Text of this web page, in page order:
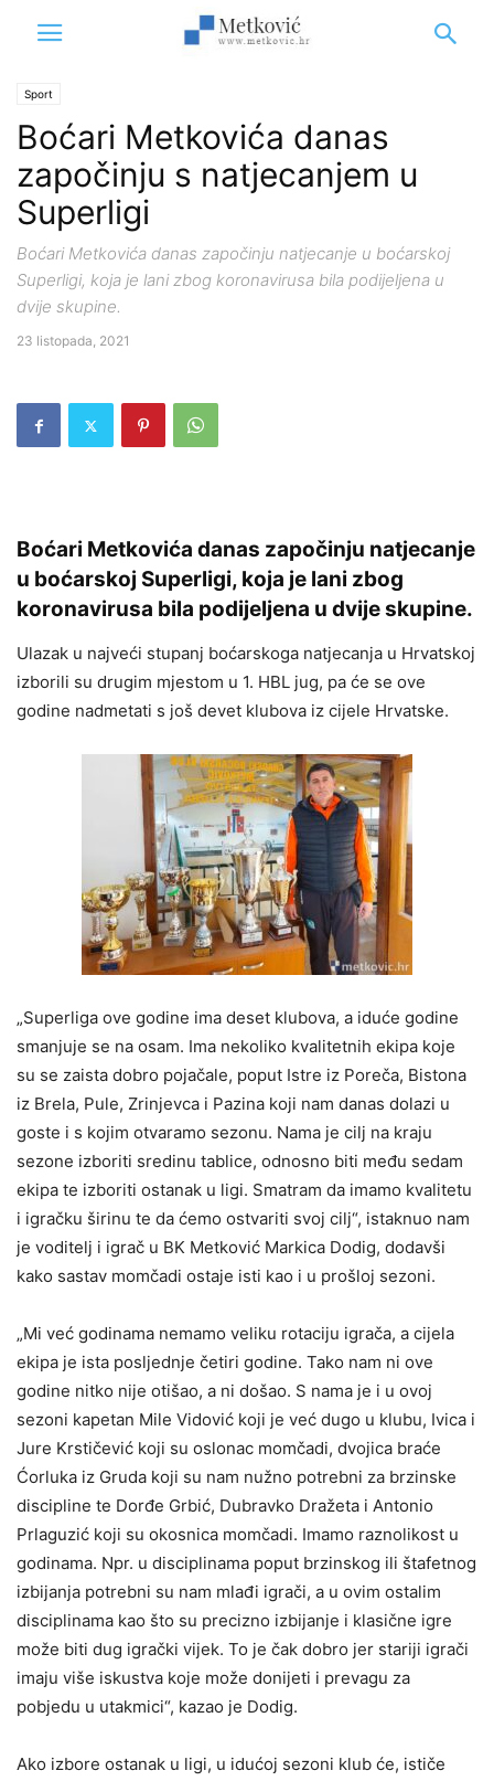
Sport
Boćari Metkovića danas
započinju s natjecanjem u
Superligi
Boćari Metkovića danas započinju natjecanje u boćarskoj
Superligi, koja je lani zbog koronavirusa bila podijeljena u
dvije skupine.
23 listopada, 2021
Boćari Metkovića danas započinju natjecanje
u boćarskoj Superligi, koja je lani zbog
koronavirusa bila podijeljena u dvije skupine.
Ulazak u najveći stupanj boćarskoga natjecanja u Hrvatskoj
izborili su drugim mjestom u 1. HBL jug, pa će se ove
godine nadmetati s još devet klubova iz cijele Hrvatske.
„Superliga ove godine ima deset klubova, a iduće godine
smanjuje se na osam. Ima nekoliko kvalitetnih ekipa koje
su se zaista dobro pojačale, poput Istre iz Poreča, Bistona
iz Brela, Pule, Zrinjevca i Pazina koji nam danas dolazi u
goste i s kojim otvaramo sezonu. Nama je cilj na kraju
sezone izboriti sredinu tablice, odnosno biti među sedam
ekipa te izboriti ostanak u ligi. Smatram da imamo kvalitetu
i igračku širinu te da ćemo ostvariti svoj cilj“, istaknuo nam
je voditelj i igrač u BK Metković Markica Dodig, dodavši
kako sastav momčadi ostaje isti kao i u prošloj sezoni.
„Mi već godinama nemamo veliku rotaciju igrača, a cijela
ekipa je ista posljednje četiri godine. Tako nam ni ove
godine nitko nije otišao, a ni došao. S nama je i u ovoj
sezoni kapetan Mile Vidović koji je već dugo u klubu, Ivica i
Jure Krstičević koji su oslonac momčadi, dvojica braće
Ćorluka iz Gruda koji su nam nužno potrebni za brzinske
discipline te Dorđe Grbić, Dubravko Dražeta i Antonio
Prlaguzić koji su okosnica momčadi. Imamo raznolikost u
godinama. Npr. u disciplinama poput brzinskog ili štafetnog
izbijanja potrebni su nam mlađi igrači, a u ovim ostalim
disciplinama kao što su precizno izbijanje i klasične igre
može biti dug igrački vijek. To je čak dobro jer stariji igrači
imaju više iskustva koje može donijeti i prevagu za
pobjedu u utakmici“, kazao je Dodig.
Ako izbore ostanak u ligi, u idućoj sezoni klub će, ističe